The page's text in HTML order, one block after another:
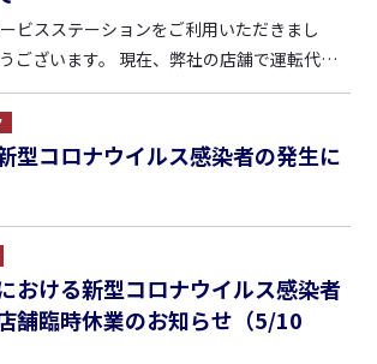
ビスステーションをご利用いただきまし
、弊社の店舗で運転代行
るかのような情報を、弊社とは関わりのな
トに掲載している事例を確認しておりま
型コロナウイルス感染者の発生に
おける新型コロナウイルス感染者
舗臨時休業のお知らせ（5/10